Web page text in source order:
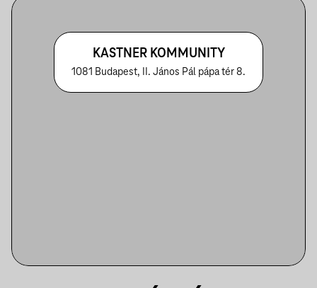
KASTNER KOMMUNITY
1081 Budapest, II. János Pál pápa tér 8.